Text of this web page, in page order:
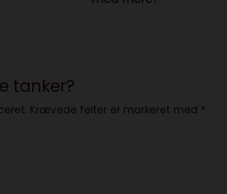
tanker?
Krævede felter er markeret med *